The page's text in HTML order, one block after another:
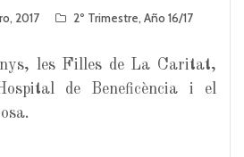
2017 2º Trimestre, Año 16/17
les Filles de La Caritat,
de Beneficència i el